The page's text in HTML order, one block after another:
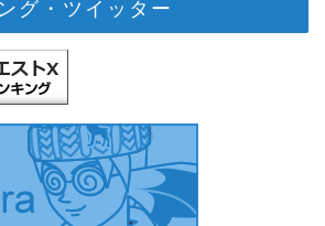
グ・ツイッター